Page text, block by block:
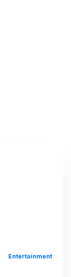
Entertainment